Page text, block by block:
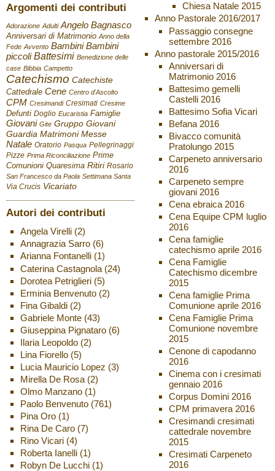
Argomenti dei contributi
Adorazione Adulti Angelo Bagnasco
Anniversari di Matrimonio Anno della
Fede Avvento Bambini Bambini
piccoli Battesimi Benedizione delle
case Bibbia Campetto
Catechismo Catechiste
Cattedrale Cene Centro d'Ascolto
CPM Cresimandi Cresimati Cresime
Defunti Doglio Eucaristia Famiglie
Giovani Gite Gruppo Giovani
Guardia Matrimoni Messe
Natale Oratorio Pasqua Pellegrinaggi
Pizze Prima Riconciliazione Prime
Comunioni Quaresima Ritiri Rosario
San Francesco da Paola Settimana Santa
Via Crucis Vicariato
Autori dei contributi
Angela Virelli(2)
Annagrazia Sarro(6)
Arianna Fontanelli(1)
Caterina Castagnola(24)
Dorotea Petriglieri(5)
Erminia Benvenuto(2)
Fina Gibaldi(2)
Gabriele Monte(43)
Giuseppina Pignataro(6)
Ilaria Leopoldo(2)
Lina Fiorello(5)
Lucia Mauricio Lopez (3)
Mirella De Rosa(2)
Olmo Manzano(1)
Paolo Benvenuto(761)
Pina Oro(1)
Rina De Caro(7)
Rino Vicari(4)
Roberta Ianelli(1)
Robyn De Lucchi(1)
Chiesa Natale 2015
Anno Pastorale 2016/2017
Passaggio consegne
settembre 2016
Anno pastorale 2015/2016
Anniversari di
Matrimonio 2016
Battesimo gemelli
Castelli 2016
Battesimo Sofia Vicari
Befana 2016
Bivacco comunità
Pratolungo 2015
Carpeneto anniversario
2016
Carpeneto sempre
giovani 2016
Cena ebraica 2016
Cena Equipe CPM luglio
2016
Cena famiglie
catechismo aprile 2016
Cena Famiglie
Catechismo dicembre
2015
Cena famiglie Prima
Comunione aprile 2016
Cena Famiglie Prima
Comunione novembre
2015
Cenone di capodanno
2016
Cinema con i cresimati
gennaio 2016
Corpus Domini 2016
CPM primavera 2016
Cresimandi cresimati
cattedrale novembre
2015
Cresimati Carpeneto
2016